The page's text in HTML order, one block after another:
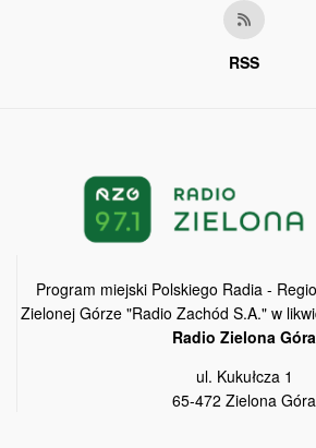
RSS
Program miejski Polskiego Radia -
Zielonej Górze "Radio Zachód S.A." w
Radio Zielona Góra
ul. Kukułcza 1
65-472 Zielona Góra